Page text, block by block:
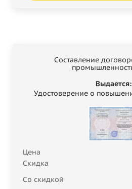
Составление
Выдается:
Удостоверение о
Цена
Скидка
Со скидкой